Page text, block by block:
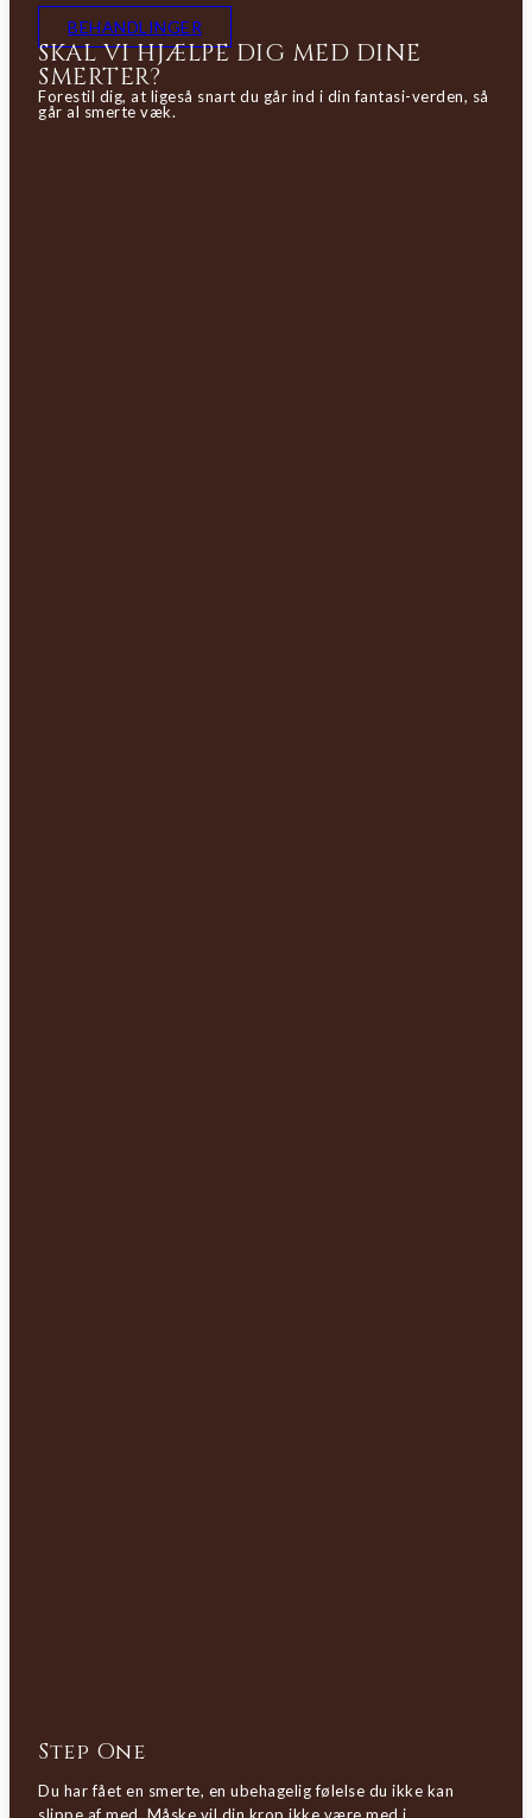
BEHANDLINGER
SKAL VI HJÆLPE DIG MED DINE
SMERTER?
Forestil dig, at ligeså snart du går ind i din fantasi-verden, så
går al smerte væk.
Step One
Du har fået en smerte, en ubehagelig følelse du ikke kan